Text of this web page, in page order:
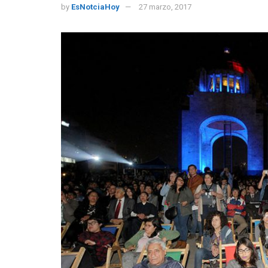
by EsNotciaHoy 27 marzo, 2017